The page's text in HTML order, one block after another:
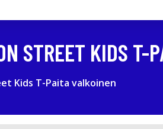
STREET KIDS T-
Kids T-Paita valkoinen